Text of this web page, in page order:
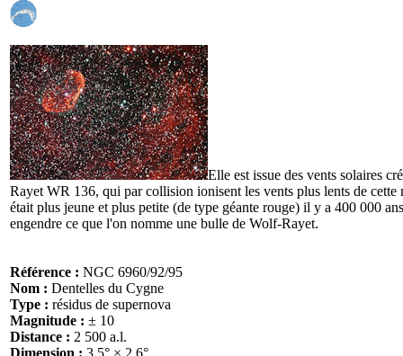
Elle est issue des vents solaires
Rayet WR 136, qui par collision ionisent les vents plus lents de cette
était plus jeune et plus petite (de type géante rouge) il y a 400 000
engendre ce que l'on nomme une bulle de Wolf-Rayet.
Référence : NGC 6960/92/95
Nom : Dentelles du Cygne
Type : résidus de supernova
Magnitude : ± 10
Distance : 2 500 a.l.
Dimension : 3.5° × 2.6°